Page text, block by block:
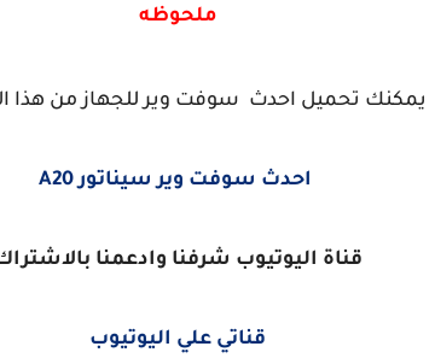
ملحوظه
يمكنك تحميل احدث سوفت وير للجهاز من هذا
احدث سوفت وير سيناتور A20
قناة اليوتيوب شرفنا وادعمنا
قناتي علي اليوتيوب